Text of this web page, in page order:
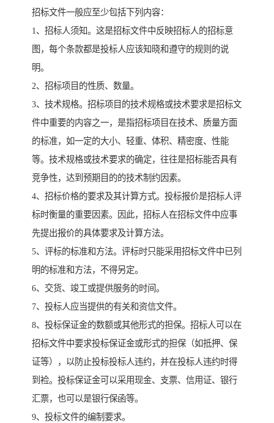
招标文件一般应至少包括下列内容：
1、招标人须知。这是招标文件中反映招标人的招标意
图，每个条款都是投标人应该知晓和遵守的规则的说
明。
2、招标项目的性质、数量。
3、技术规格。招标项目的技术规格或技术要求是招标文
件中重要的内容之一，是指招标项目在技术、质量方面
的标准，如一定的大小、轻重、体积、精密度、性能
等。技术规格或技术要求的确定，往往是招标能否具有
竞争性，达到预期目的的技术制约因素。
4、招标价格的要求及其计算方式。投标报价是招标人评
标时衡量的重要因素。因此，招标人在招标文件中应事
先提出报价的具体要求及计算方法。
5、评标的标准和方法。评标时只能采用招标文件中已列
明的标准和方法，不得另定。
6、交货、竣工或提供服务的时间。
7、投标人应当提供的有关和资信文件。
8、投标保证金的数额或其他形式的担保。招标人可以在
招标文件中要求投标保证金或形式的担保（如抵押、保
证等），以防止投标投标人违约，并在投标人违约时得
到裣。投标保证金可以采用现金、支票、信用证、银行
汇票，也可以是银行保函等。
9、投标文件的编制要求。